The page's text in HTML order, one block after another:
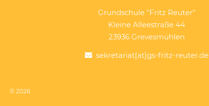
Grundschule "Fritz Reuter"
Kleine Alleestraße 44
23936 Grevesmühlen
sekretariat[at]gs-fritz-reuter.de
© 2026